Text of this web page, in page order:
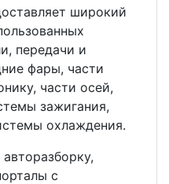
широкий
передачи и
фары, части
части осей,
зажигания,
охлаждения.
с